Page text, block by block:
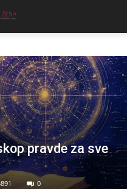
pravde za sve
0